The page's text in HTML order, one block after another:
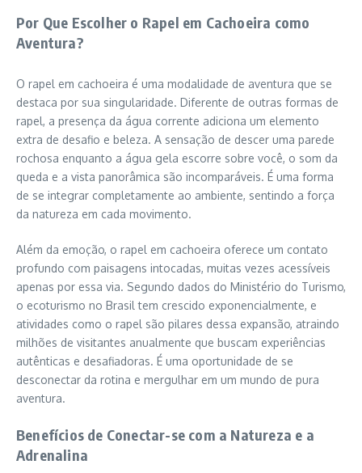
Por Que Escolher o Rapel em Cachoeira como
Aventura?
O rapel em cachoeira é uma modalidade de aventura que se
destaca por sua singularidade. Diferente de outras formas de
rapel, a presença da água corrente adiciona um elemento
extra de desafio e beleza. A sensação de descer uma parede
rochosa enquanto a água gela escorre sobre você, o som da
queda e a vista panorâmica são incomparáveis. É uma forma
de se integrar completamente ao ambiente, sentindo a força
da natureza em cada movimento.
Além da emoção, o rapel em cachoeira oferece um contato
profundo com paisagens intocadas, muitas vezes acessíveis
apenas por essa via. Segundo dados do Ministério do Turismo,
o ecoturismo no Brasil tem crescido exponencialmente, e
atividades como o rapel são pilares dessa expansão, atraindo
milhões de visitantes anualmente que buscam experiências
autênticas e desafiadoras. É uma oportunidade de se
desconectar da rotina e mergulhar em um mundo de pura
aventura.
Benefícios de Conectar-se com a Natureza e a
Adrenalina